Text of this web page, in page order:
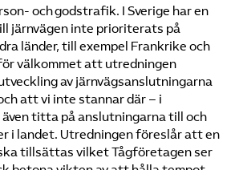
och godstrafik. I Sverige har en
järnvägen inte prioriterats på
länder, till exempel Frankrike och
välkommet att utredningen
av järnvägsanslutningarna
att vi inte stannar där – i
titta på anslutningarna till och
i landet. Utredningen föreslår att en
tillsättas vilket Tågföretagen ser